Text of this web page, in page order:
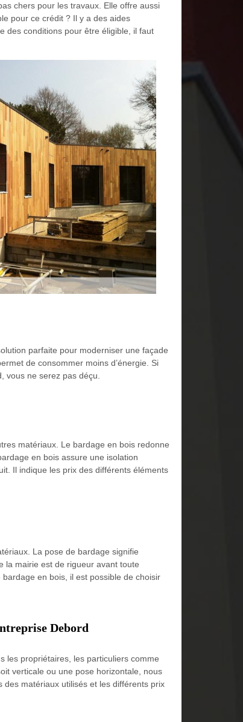
chers pour les travaux. Elle offre aussi
pour ce crédit ? Il y a des aides
des conditions pour être éligible, il faut
parfaite pour moderniser une façade
de consommer moins d’énergie. Si
vous ne serez pas déçu.
matériaux. Le bardage en bois redonne
en bois assure une isolation
Il indique les prix des différents éléments
La pose de bardage signifie
la mairie est de rigueur avant toute
en bois, il est possible de choisir
Debord
les propriétaires, les particuliers comme
verticale ou une pose horizontale, nous
matériaux utilisés et les différents prix